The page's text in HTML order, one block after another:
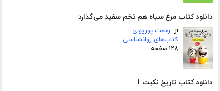
دانلود کتاب مرغ سیاه هم تخم سفید می‌گذارد
از: رحمت پوریزدی
کتاب‌های روانشناسی
۱۲۸ صفحه
دانلود کتاب تاریخ نکبت 1